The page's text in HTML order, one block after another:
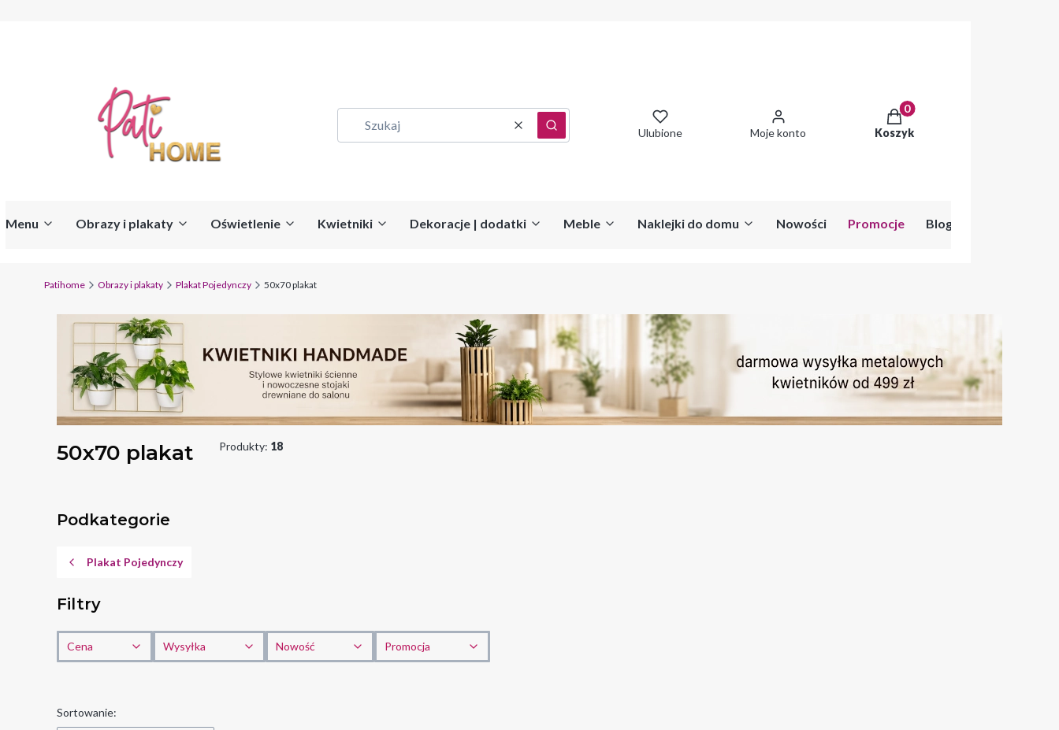
WyczyśćSzukaj Ulubione Moje konto
Produkty w koszyku: 0.
Koszyk
Menu Obrazy i plakaty Oświetlenie Kwietniki Dekoracje | dodatki Meble Naklejki do domu Nowości Promocje Blog
Patihome Obrazy i plakaty Plakat Pojedynczy 50x70 plakat
50x70 plakat Produkty: 18
Podkategorie
Plakat Pojedynczy
Filtry
Cena Wysyłka Nowość Promocja
Lista produktów
Sortowanie: